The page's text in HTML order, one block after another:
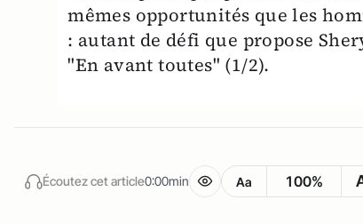
mêmes opportunités que les
: autant de défi que propose
"En avant toutes" (1/2).
Écoutez cet article0:00min Aa 100%